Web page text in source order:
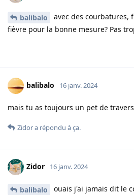
balibalo
avec des courbatures,
fièvre pour la bonne mesure? Pas
balibalo 16 janv. 2024
mais tu as toujours un pet de
Zidora répondu à ça.
Zidor 16 janv. 2024
balibalo
ouais j'ai jamais dit le